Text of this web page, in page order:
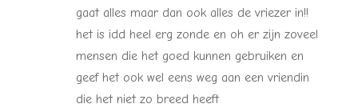
gaat alles maar dan ook alles de vriezer in!!
het is idd heel erg zonde en oh er zijn zoveel
mensen die het goed kunnen gebruiken en
geef het ook wel eens weg aan een vriendin
die het niet zo breed heeft